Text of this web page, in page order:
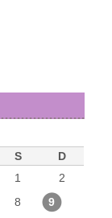
S
D
1
2
8
9